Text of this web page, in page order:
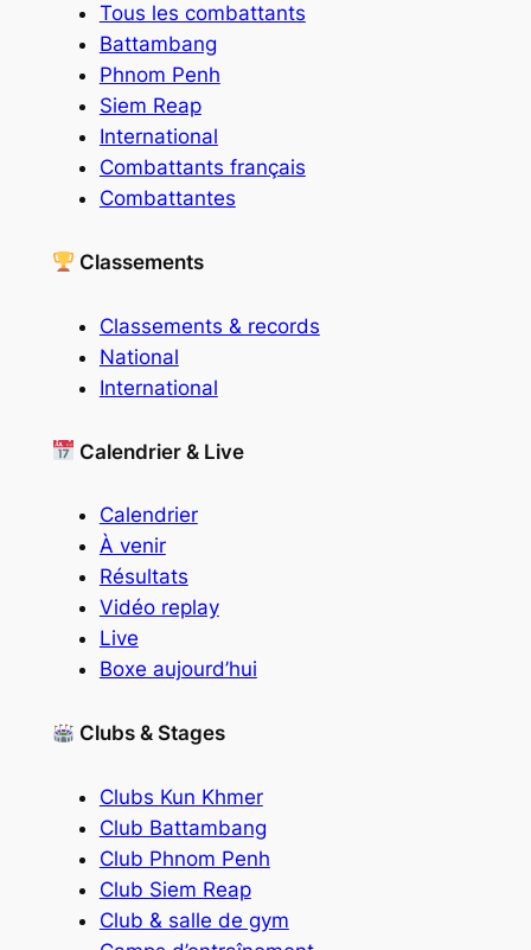
Tous les combattants
Battambang
Phnom Penh
Siem Reap
International
Combattants français
Combattantes
Classements
Classements & records
National
International
Calendrier & Live
Calendrier
À venir
Résultats
Vidéo replay
Live
Boxe aujourd’hui
Clubs & Stages
Clubs Kun Khmer
Club Battambang
Club Phnom Penh
Club Siem Reap
Club & salle de gym